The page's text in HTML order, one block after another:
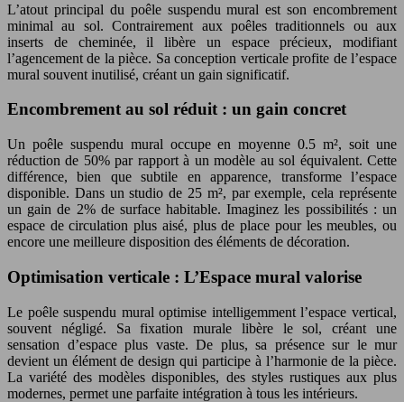
L’atout principal du poêle suspendu mural est son encombrement
minimal au sol. Contrairement aux poêles traditionnels ou aux
inserts de cheminée, il libère un espace précieux, modifiant
l’agencement de la pièce. Sa conception verticale profite de l’espace
mural souvent inutilisé, créant un gain significatif.
Encombrement au sol réduit : un gain concret
Un poêle suspendu mural occupe en moyenne 0.5 m², soit une
réduction de 50% par rapport à un modèle au sol équivalent. Cette
différence, bien que subtile en apparence, transforme l’espace
disponible. Dans un studio de 25 m², par exemple, cela représente
un gain de 2% de surface habitable. Imaginez les possibilités : un
espace de circulation plus aisé, plus de place pour les meubles, ou
encore une meilleure disposition des éléments de décoration.
Optimisation verticale : L’Espace mural valorise
Le poêle suspendu mural optimise intelligemment l’espace vertical,
souvent négligé. Sa fixation murale libère le sol, créant une
sensation d’espace plus vaste. De plus, sa présence sur le mur
devient un élément de design qui participe à l’harmonie de la pièce.
La variété des modèles disponibles, des styles rustiques aux plus
modernes, permet une parfaite intégration à tous les intérieurs.